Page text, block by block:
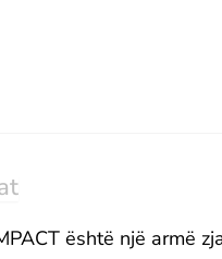
është një armë